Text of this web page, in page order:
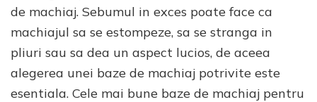
de machiaj. Sebumul in exces poate face ca
machiajul sa se estompeze, sa se stranga in
pliuri sau sa dea un aspect lucios, de aceea
alegerea unei baze de machiaj potrivite este
esentiala. Cele mai bune baze de machiaj pentru